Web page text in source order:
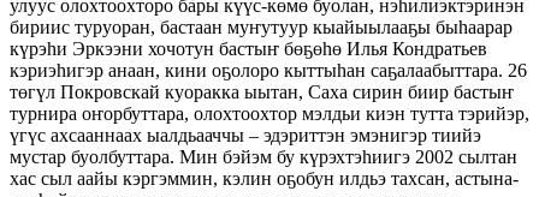
улуус олохтоохторо бары күүс-көмө буолан, нэһилиэктэринэн
бириис туруоран, бастаан муҥутуур кыайыылааҕы быһаарар
күрэһи Эркээни хочотун бастыҥ бөҕөһө Илья Кондратьев
кэриэһигэр анаан, кини оҕолоро кыттыһан саҕалаабыттара. 26
төгүл Покровскай куоракка ыытан, Саха сирин биир бастыҥ
турнира оҥорбуттара, олохтоохтор мэлдьи киэн тутта тэрийэр,
үгүс ахсааннаах ыалдьааччы – эдэриттэн эмэнигэр тиийэ
мустар буолбуттара. Мин бэйэм бу күрэхтэһиигэ 2002 сылтан
хас сыл аайы кэргэммин, кэлин оҕобун илдьэ тахсан, астына-